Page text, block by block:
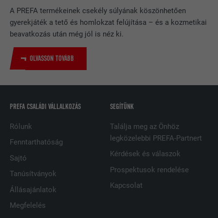
A PREFA termékeinek csekély súlyának köszönhetően
gyerekjáték a tető és homlokzat felújítása – és a kozmetikai
beavatkozás után még jól is néz ki.
OLVASSON TOVÁBB
PREFA CSALÁDI VÁLLALKOZÁS
Rólunk
Fenntarthatóság
Sajtó
Tanúsítványok
Állásajánlatok
Megfelelés
SEGÍTÜNK
Találja meg az Önhöz
legközelebbi PREFA-Partnert
Kérdések és válaszok
Prospektusok rendelése
Kapcsolat
SZOLGÁLTATÓ LinkedIn
FOLYAMAT 2 év
CÉL
SZOLGÁLTATÓ
FOLYAMAT